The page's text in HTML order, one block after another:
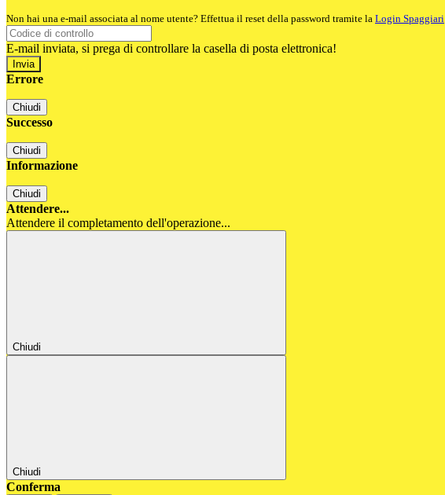
Non hai una e-mail associata al nome utente? Effettua il reset della password tramite la Login Spaggiari
E-mail inviata, si prega di controllare la casella di posta elettronica!
Errore
Chiudi
Successo
Chiudi
Informazione
Chiudi
Attendere...
Attendere il completamento dell'operazione...
Chiudi
Chiudi
Conferma